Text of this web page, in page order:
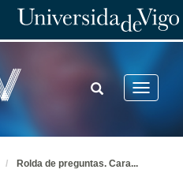
Toggle
TOGGLE
SEARCH
Rolda de preguntas. Cara...